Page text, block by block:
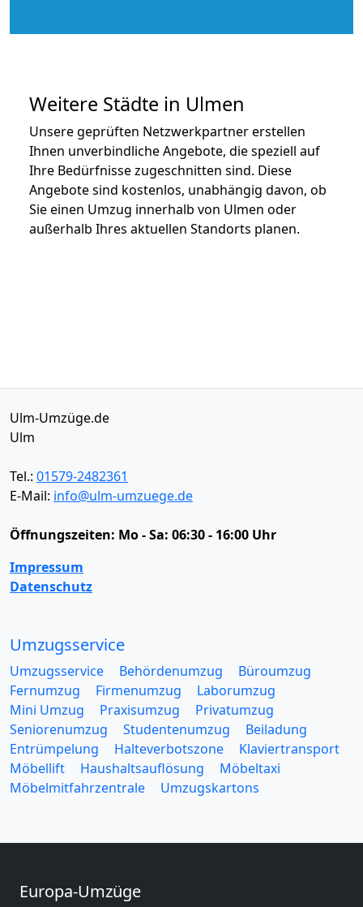
Weitere Städte in Ulmen
Unsere geprüften Netzwerkpartner erstellen
Ihnen unverbindliche Angebote, die speziell auf
Ihre Bedürfnisse zugeschnitten sind. Diese
Angebote sind kostenlos, unabhängig davon, ob
Sie einen Umzug innerhalb von Ulmen oder
außerhalb Ihres aktuellen Standorts planen.
Ulm-Umzüge.de
Ulm
Tel.: 01579-2482361
E-Mail: info@ulm-umzuege.de
Öffnungszeiten: Mo - Sa: 06:30 - 16:00 Uhr
Impressum
Datenschutz
Umzugsservice
Umzugsservice Behördenumzug
Büroumzug
Fernumzug
Firmenumzug
Laborumzug
Mini Umzug
Praxisumzug
Privatumzug
Seniorenumzug
Studentenumzug
Beiladung
Entrümpelung
Halteverbotszone
Klaviertransport
Möbellift
Haushaltsauflösung
Möbeltaxi
Möbelmitfahrzentrale
Umzugskartons
Europa-Umzüge